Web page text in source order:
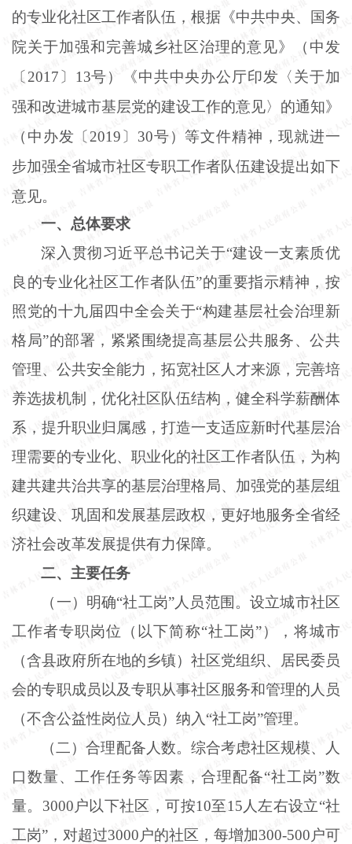
的专业化社区工作者队伍，根据《中共中央、国务
院关于加强和完善城乡社区治理的意见》（中发
〔2017〕13号）《中共中央办公厅印发〈关于加
强和改进城市基层党的建设工作的意见〉的通知》
（中办发〔2019〕30号）等文件精神，现就进一
步加强全省城市社区专职工作者队伍建设提出如下
意见。
一、总体要求
深入贯彻习近平总书记关于“建设一支素质优
良的专业化社区工作者队伍”的重要指示精神，按
照党的十九届四中全会关于“构建基层社会治理新
格局”的部署，紧紧围绕提高基层公共服务、公共
管理、公共安全能力，拓宽社区人才来源，完善培
养选拔机制，优化社区队伍结构，健全科学薪酬体
系，提升职业归属感，打造一支适应新时代基层治
理需要的专业化、职业化的社区工作者队伍，为构
建共建共治共享的基层治理格局、加强党的基层组
织建设、巩固和发展基层政权，更好地服务全省经
济社会改革发展提供有力保障。
二、主要任务
（一）明确“社工岗”人员范围。设立城市社区
工作者专职岗位（以下简称“社工岗”），将城市
（含县政府所在地的乡镇）社区党组织、居民委员
会的专职成员以及专职从事社区服务和管理的人员
（不含公益性岗位人员）纳入“社工岗”管理。
（二）合理配备人数。综合考虑社区规模、人
口数量、工作任务等因素，合理配备“社工岗”数
量。3000户以下社区，可按10至15人左右设立“社
工岗”，对超过3000户的社区，每增加300-500户可